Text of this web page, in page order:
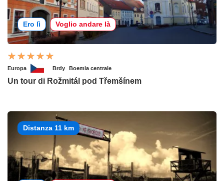
Ero lì Voglio andare là
Europa Brdy Boemia centrale
Un tour di Rožmitál pod Třemšínem
Distanza 11 km